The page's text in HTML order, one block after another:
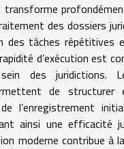
transforme
des dossiers
des tâches répétitives
d’exécution est
des juridictions.
de structurer
l’enregistrement
ainsi une efficacité
moderne contribue à